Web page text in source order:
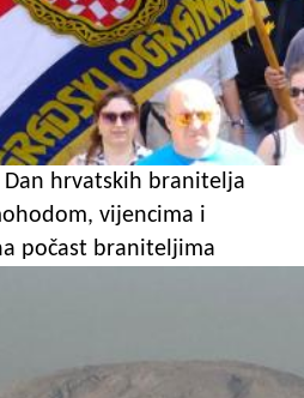
Dan hrvatskih branitelja
vijencima i
počast braniteljima